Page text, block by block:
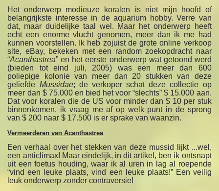
Het onderwerp modieuze koralen is niet mijn hoofd of
belangrijkste interesse in de aquarium hobby. Verre van
dat, maar duidelijke taal wel. Maar het onderwerp heeft
echt een enorme vlucht genomen, meer dan ik me had
kunnen voorstellen. Ik heb zojuist de grote online verkoop
site, eBay, bekeken met een random zoekopdracht naar
“Acanthastrea” en het eerste onderwerp wat getoond werd
(bieden tot eind juli, 2005) was een meer dan 600
poliepige kolonie van meer dan 20 stukken van deze
geliefde Mussidae; de verkoper schat deze collectie op
meer dan $ 75.000 en bied het voor “slechts” $ 15.000 aan.
Dat voor koralen die de US voor minder dan $ 10 per stuk
binnenkomen, ik vraag me af op welk punt in de sprong
van $ 200 naar $ 17.500 is er sprake van waanzin.
Vermeerderen van Acanthastrea
Een verhaal over het stekken van deze mussid lijkt ...wel,
een anticlimax! Maar eindelijk, in dit artikel, ben ik ontsnapt
uit een foetus houding, waar ik al uren in lag al roepende
“vind een leuke plaats, vind een leuke plaats!” Een veilig
leuk onderwerp zonder contraversie!